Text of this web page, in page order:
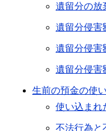
遺留分の放
遺留分侵害
遺留分侵害
遺留分侵害
生前の預金の使
使い込まれ
不法行為と